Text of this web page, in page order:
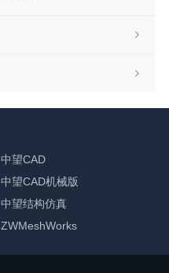
中望CAD
中望CAD机械版
中望结构仿真
ZWMeshWorks